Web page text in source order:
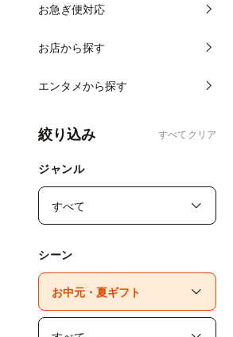
お急ぎ便対応
お店から探す
エンタメから探す
絞り込み すべてクリア
ジャンル
シーン